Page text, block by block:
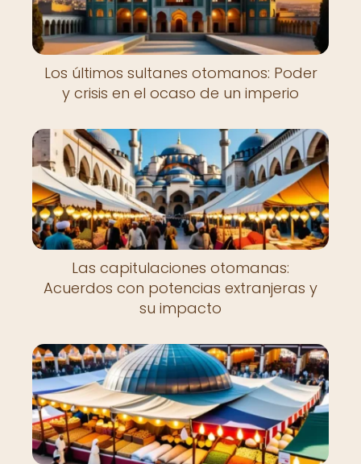
Los últimos sultanes otomanos: Poder
y crisis en el ocaso de un imperio
Las capitulaciones otomanas:
Acuerdos con potencias extranjeras y
su impacto